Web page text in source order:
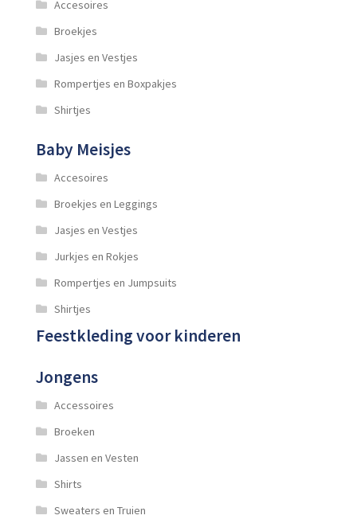
Accesoires
Broekjes
Jasjes en Vestjes
Rompertjes en Boxpakjes
Shirtjes
Baby Meisjes
Accesoires
Broekjes en Leggings
Jasjes en Vestjes
Jurkjes en Rokjes
Rompertjes en Jumpsuits
Shirtjes
Feestkleding voor kinderen
Jongens
Accessoires
Broeken
Jassen en Vesten
Shirts
Sweaters en Truien